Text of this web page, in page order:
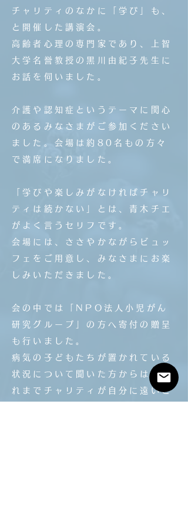
チャリティのなかに「学び」も、
と開催した講演会。
高齢者心理の専門家であり、上智
大学名誉教授の黒川由紀子先生に
お話を伺いました。
介護や認知症というテーマに関心
のあるみなさまがご参加ください
ました。会場は約80名もの方々
で満席になりました。
「学びや楽しみがなければチャリ
ティは続かない」とは、青木チエ
がよく言うセリフです。
会場には、ささやかながらビュッ
フェをご用意し、みなさまにお楽
しみいただきました。
会の中では「NPO法人小児がん
研究グループ」の方へ寄付の贈呈
も行いました。
病気の子どもたちが置かれている
状況について聞いた方からは「こ
れまでチャリティが自分に遠いこ